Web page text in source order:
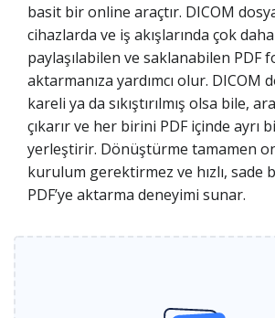
basit bir online araçtır. DICOM
cihazlarda ve iş akışlarında çok
paylaşılabilen ve saklanabilen PDF
aktarmanıza yardımcı olur. DICOM
kareli ya da sıkıştırılmış olsa bile,
çıkarır ve her birini PDF içinde ayrı
yerleştirir. Dönüştürme tamamen
kurulum gerektirmez ve hızlı, sade
PDF’ye aktarma deneyimi sunar.